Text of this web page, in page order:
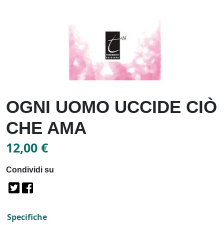
OGNI UOMO UCCIDE CIÒ
CHE AMA
12,00 €
Condividi su
Specifiche